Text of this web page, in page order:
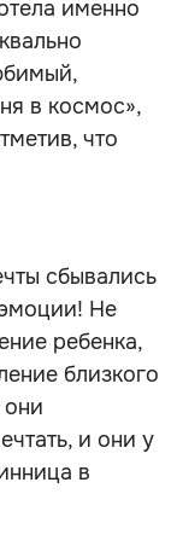
именно
в космос»,
что
сбывались
Не
ребенка,
близкого
они
и они у
в